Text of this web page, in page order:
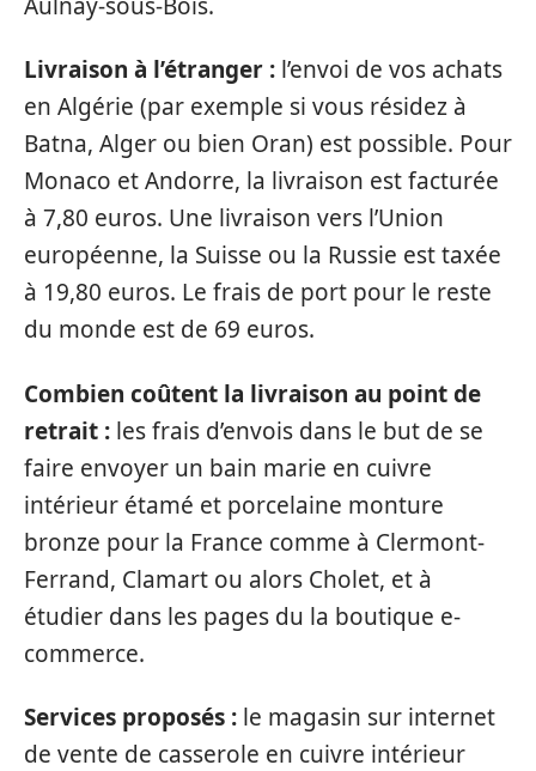
Livraison à l’étranger : l’envoi de vos achats
en Algérie (par exemple si vous résidez à
Batna, Alger ou bien Oran) est possible. Pour
Monaco et Andorre, la livraison est facturée
à 7,80 euros. Une livraison vers l’Union
européenne, la Suisse ou la Russie est taxée
à 19,80 euros. Le frais de port pour le reste
du monde est de 69 euros.
Combien coûtent la livraison au point de
retrait : les frais d’envois dans le but de se
faire envoyer un bain marie en cuivre
intérieur étamé et porcelaine monture
bronze pour la France comme à Clermont-
Ferrand, Clamart ou alors Cholet, et à
étudier dans les pages du la boutique e-
commerce.
Services proposés : le magasin sur internet
de vente de casserole en cuivre intérieur